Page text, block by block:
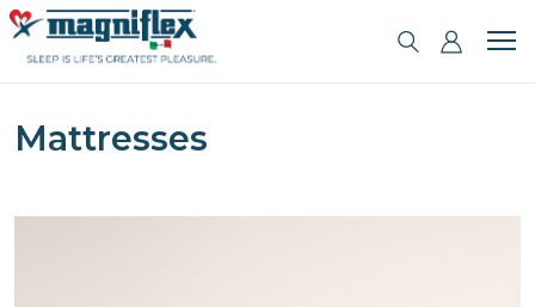
Mattresses